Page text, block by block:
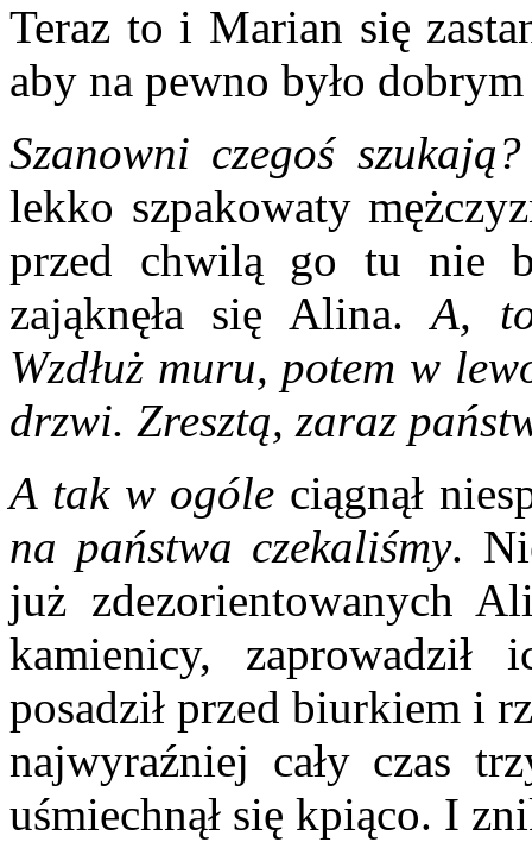
Teraz to i Marian się
aby na pewno było dobrym
Szanowni czegoś szukają?
lekko szpakowaty
przed chwilą go tu nie
zająknęła się Alina.A,
Wzdłuż muru, potem w
drzwi. Zresztą, zaraz
A tak w ogóle ciągnął
na państwa czekaliśmy.
już zdezorientowanych
kamienicy, zaprowadził
posadził przed biurkiem i
najwyraźniej cały czas
uśmiechnął się kpiąco. I